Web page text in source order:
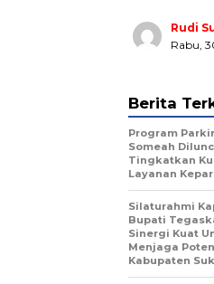
Rudi
Rabu,
Berita
Program
Someah
Tingkatkan
Layanan
Silaturahmi
Bupati
Sinergi Kuat
Menjaga
Kabupaten